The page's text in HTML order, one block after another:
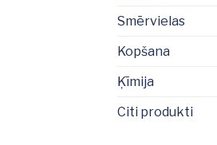
Smērvielas
Kopšana
Ķīmija
Citi produkti